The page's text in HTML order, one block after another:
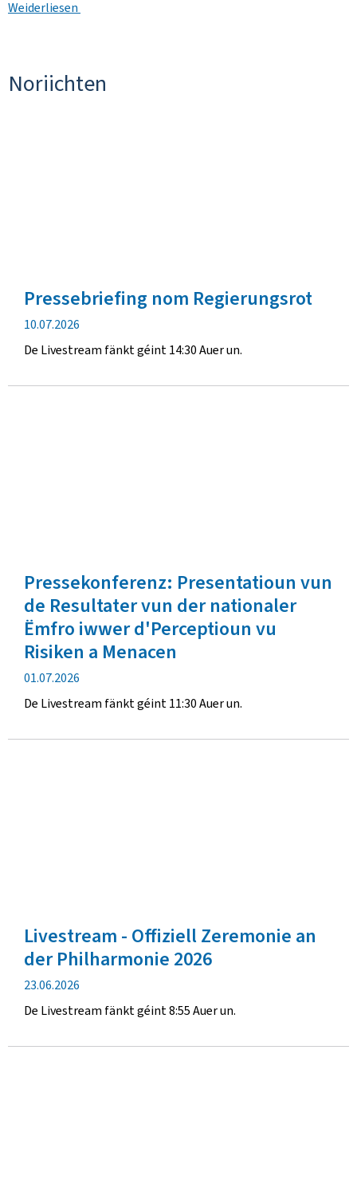
Weiderliesen
Noriichten
Pressebriefing nom Regierungsrot
Verëffentlechungsdatum
10.07.2026
De Livestream fänkt géint 14:30 Auer un.
Pressekonferenz: Presentatioun vun
de Resultater vun der nationaler
Ëmfro iwwer d'Perceptioun vu
Risiken a Menacen
Verëffentlechungsdatum
01.07.2026
De Livestream fänkt géint 11:30 Auer un.
Livestream - Offiziell Zeremonie an
der Philharmonie 2026
Verëffentlechungsdatum
23.06.2026
De Livestream fänkt géint 8:55 Auer un.